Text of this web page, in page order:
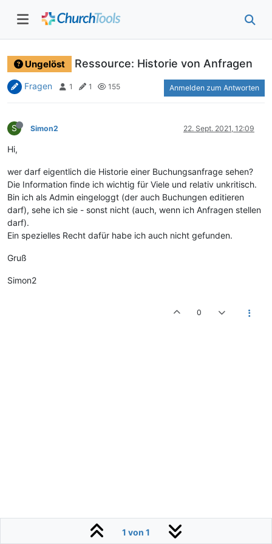
Ungelöst Ressource: Historie von Anfragen
Fragen 1 1 155 Anmelden zum Antworten
S Simon2 22. Sept. 2021, 12:09
Hi,
wer darf eigentlich die Historie einer Buchungsanfrage sehen?
Die Information finde ich wichtig für Viele und relativ unkritisch.
Bin ich als Admin eingeloggt (der auch Buchungen editieren
darf), sehe ich sie - sonst nicht (auch, wenn ich Anfragen stellen
darf).
Ein spezielles Recht dafür habe ich auch nicht gefunden.
Gruß
Simon2
0
1 von 1